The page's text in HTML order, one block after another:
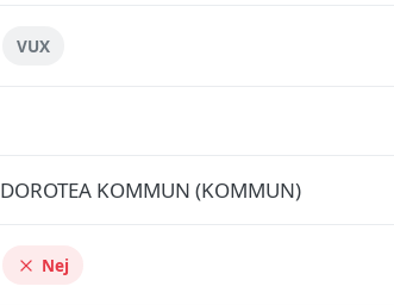
VUX
DOROTEA KOMMUN (KOMMUN)
Nej